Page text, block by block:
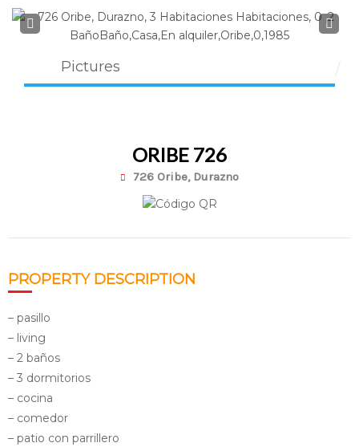
Prev Next
Pictures
ORIBE 726
726 Oribe, Durazno
PROPERTY DESCRIPTION
– pasillo
– living
– 2 baños
– 3 dormitorios
– cocina
– comedor
– patio con parrillero